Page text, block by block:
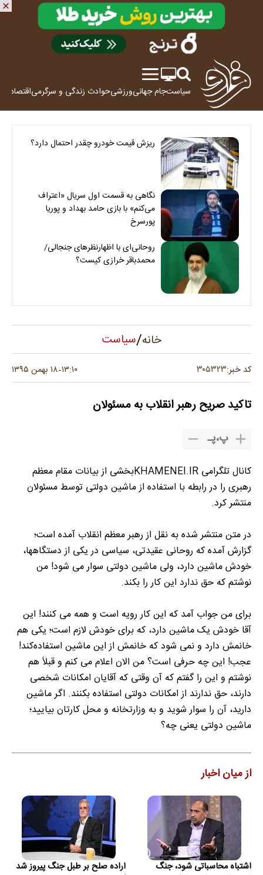
سیاستجام جهانیورزشیحوادث زندگی و سرگرمیاقتصاد
ریزش قیمت خودرو چقدر احتمال دارد؟
نگاهی به قسمت اول سریال «اعتراف
می‌کنم» با بازی حامد بهداد و پوریا
پورسرخ
روحانی‌ای با اظهارنظرهای جنجالی/
محمدباقر خرازی کیست؟
خانه/سیاست
کد خبر:۳۰۵۳۲۳ ۱۳:۱۰-۱۸ بهمن ۱۳۹۵
تاکید صریح رهبر انقلاب به مسئولان
پ،پـ
کانال تلگرامی KHAMENEI.IRبخشی از بیانات مقام معظم
رهبری را در رابطه با استفاده از ماشین دولتی توسط مسئولان
منتشر کرد.
در متن منتشر شده به نقل از رهبر معظم انقلاب آمده است؛
گزارش آمده که روحانی عقیدتی، سیاسی در یکی از دستگاهها،
خودش ماشین دارد، ولی ماشین دولتی سوار می شود! من
نوشتم که حق ندارد این کار را بکند.
برای من جواب آمد که این کار رویه است و همه می کنند! این
آقا خودش یک ماشین دارد، که برای خودش لازم است؛ یکی هم
خانمش دارد و نمی شود که خانمش از این ماشین استفاده‌کند!
عجب! این چه حرفی است؟ من الان اعلام می کنم و قبلاً هم
نوشتم و این را گفتم که آن وقتی که آقایان امکانات شخصی
دارند، حق ندارند از امکانات دولتی استفاده بکنند. اگر ماشین
دارید، آن را سوار شوید و به وزارتخانه و محل کارتان بیایید؛
ماشین دولتی یعنی چه؟
از میان اخبار
اشتباه محاسباتی شود، جنگ
اراده صلح بر طبل جنگ پیروز شد